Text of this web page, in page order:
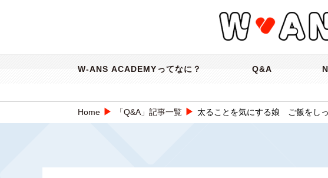
W-ANS ACADEMYってなに？ Q&A
Home ▶ 「Q&A」記事一覧 ▶ 太ることを気にする娘 ご飯をし